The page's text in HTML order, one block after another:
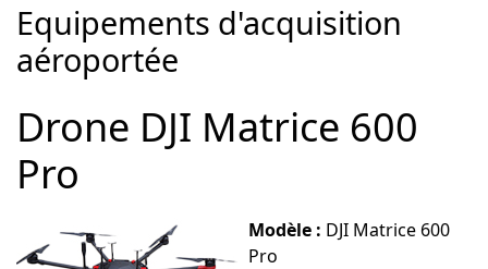
Equipements d'acquisition
aéroportée
Drone DJI Matrice 600
Pro
Modèle : DJI Matrice 600
Pro